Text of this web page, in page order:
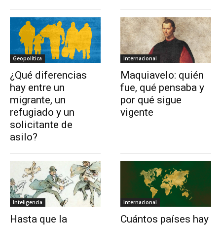
Geopolítica
¿Qué diferencias
hay entre un
migrante, un
refugiado y un
solicitante de
asilo?
Internacional
Maquiavelo: quién
fue, qué pensaba y
por qué sigue
vigente
Inteligencia
Hasta que la
Internacional
Cuántos países hay